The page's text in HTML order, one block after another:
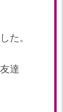
た。
達